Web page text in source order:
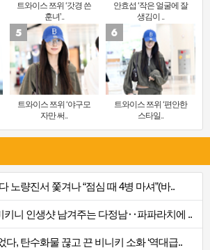
트와이스 쯔위 ‘갓경 쓴
훈녀’..
안효섭 ‘작은 얼굴에 잘
생김이 ..
트와이스 쯔위 ‘야구모
자만 써..
트와이스 쯔위 ‘편안한
스타일..
노량진서 쫓겨나 “점심 때 4병 마셔”(바..
키니 인생샷 남겨주는 다정남‥파파라치에 ..
다, 탄수화물 끊고 끈 비니키 소화 ‘역대급..